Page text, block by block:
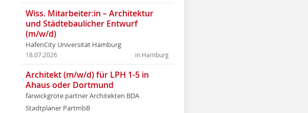
Wiss. Mitarbeiter:in – Architektur
und Städtebaulicher Entwurf
(m/w/d)
HafenCity Universität Hamburg
in Hamburg
18.07.2026
Architekt (m/w/d) für LPH 1-5 in
Ahaus oder Dortmund
farwickgrote partner Architekten BDA
Stadtplaner PartmbB